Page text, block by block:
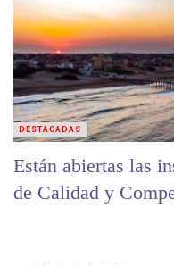
Están abiertas las
de Calidad y
DESTACADAS